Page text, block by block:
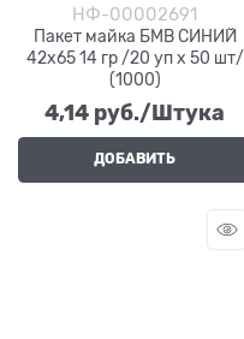
НФ-00002691
Пакет майка БМВ СИНИЙ
42х65 14 гр /20 уп х 50 шт/
(1000)
4,14 руб./Штука
ДОБАВИТЬ